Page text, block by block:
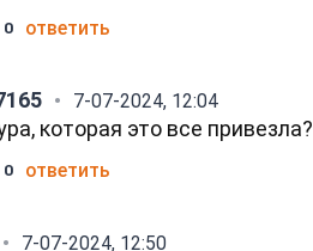
0 ответить
7-07-2024, 12:04
которая это все привезла?
0 ответить
7-07-2024, 12:50